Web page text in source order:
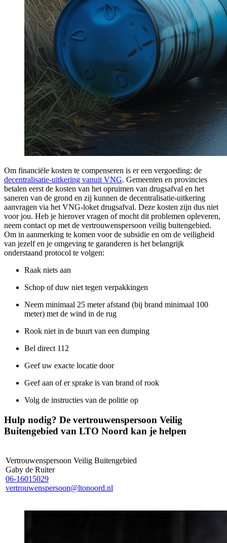
Om financiële kosten te compenseren is er een vergoeding: de
decentralisatie-uitkering vanuit VNG. Gemeenten en provincies
betalen eerst de kosten van het opruimen van drugsafval en het
saneren van de grond en zij kunnen de decentralisatie-uitkering
aanvragen via het VNG-loket drugsafval. Deze kosten zijn dus niet
voor jou. Heb je hierover vragen of mocht dit problemen opleveren,
neem contact op met de vertrouwenspersoon veilig buitengebied.
Om in aanmerking te komen voor de subsidie en om de veiligheid
van jezelf en je omgeving te garanderen is het belangrijk
onderstaand protocol te volgen:
Raak niets aan
Schop of duw niet tegen verpakkingen
Neem minimaal 25 meter afstand (bij brand minimaal 100
meter) met de wind in de rug
Rook niet in de buurt van een dumping
Bel direct 112
Geef uw exacte locatie door
Geef aan of er sprake is van brand of rook
Volg de instructies van de politie op
Hulp nodig? De vertrouwenspersoon Veilig
Buitengebied van LTO Noord kan je helpen
Vertrouwenspersoon Veilig Buitengebied
Gaby de Ruiter
06-16015029
vertrouwenspersoon@ltonoord.nl